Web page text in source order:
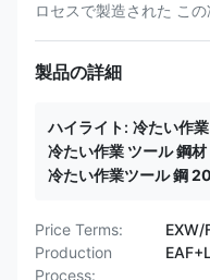
ロセスで製造された こ
製品の詳細
ハイライト: 冷たい作
冷たい作業 ツール 鋼材
冷たい作業ツール 鋼
Price Terms:
EXW/
Production
Process: